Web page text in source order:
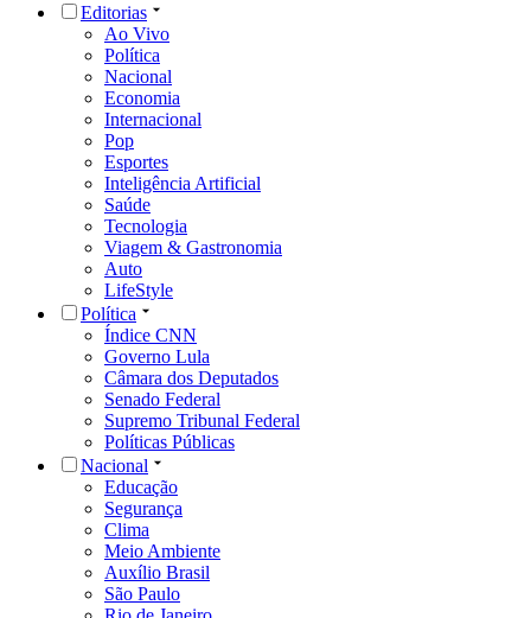
Editorias
Ao Vivo
Política
Nacional
Economia
Internacional
Pop
Esportes
Inteligência Artificial
Saúde
Tecnologia
Viagem & Gastronomia
Auto
LifeStyle
Política
Índice CNN
Governo Lula
Câmara dos Deputados
Senado Federal
Supremo Tribunal Federal
Políticas Públicas
Nacional
Educação
Segurança
Clima
Meio Ambiente
Auxílio Brasil
São Paulo